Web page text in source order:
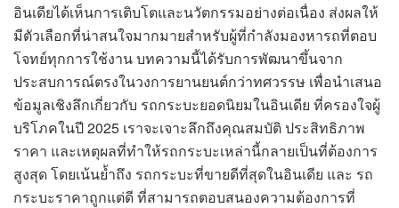
อินเดียได้เห็นการเติบโตและนวัตกรรมอย่างต่อเนื่อง ส่งผลให้
มีตัวเลือกที่น่าสนใจมากมายสำหรับผู้ที่กำลังมองหารถที่ตอบ
โจทย์ทุกการใช้งาน บทความนี้ได้รับการพัฒนาขึ้นจาก
ประสบการณ์ตรงในวงการยานยนต์กว่าทศวรรษ เพื่อนำเสนอ
ข้อมูลเชิงลึกเกี่ยวกับ รถกระบะยอดนิยมในอินเดีย ที่ครองใจผู้
บริโภคในปี 2025 เราจะเจาะลึกถึงคุณสมบัติ ประสิทธิภาพ
ราคา และเหตุผลที่ทำให้รถกระบะเหล่านี้กลายเป็นที่ต้องการ
สูงสุด โดยเน้นย้ำถึง รถกระบะที่ขายดีที่สุดในอินเดีย และ รถ
กระบะราคาถูกแต่ดี ที่สามารถตอบสนองความต้องการที่